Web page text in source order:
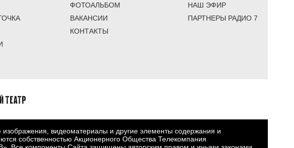
ФОТОАЛЬБОМ
ВАКАНСИИ
КОНТАКТЫ
НАШ ЭФИР
ПАРТНЕРЫ РАДИО 7
изображения, видеоматериалы и другие элементы содержания и
собственностью Акционерного Общества Телекомпания